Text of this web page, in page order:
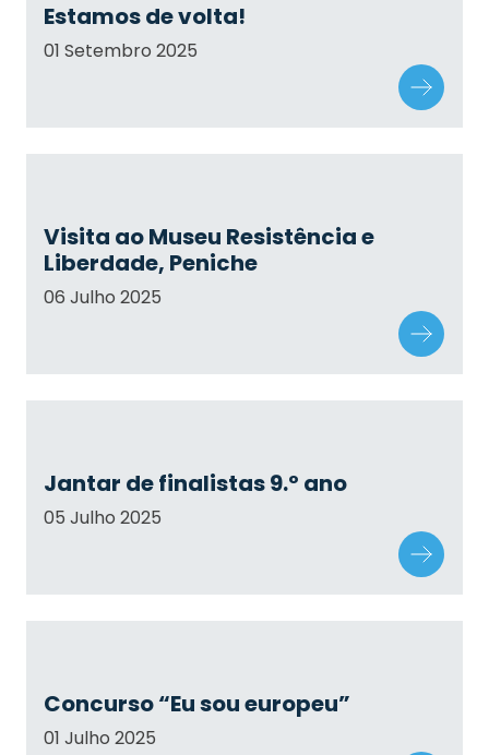
Estamos de volta!
01 Setembro 2025
Visita ao Museu Resistência e
Liberdade, Peniche
06 Julho 2025
Jantar de finalistas 9.º ano
05 Julho 2025
Concurso “Eu sou europeu”
01 Julho 2025